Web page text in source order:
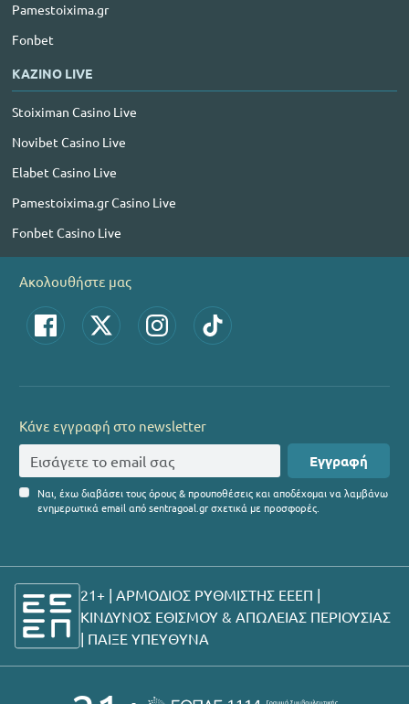
Pamestoixima.gr
Fonbet
ΚΑΖΙΝΟ LIVE
Stoiximan Casino Live
Novibet Casino Live
Elabet Casino Live
Pamestoixima.gr Casino Live
Fonbet Casino Live
Ακολουθήστε μας
Κάνε εγγραφή στο newsletter
Εγγραφή
Ναι, έχω διαβάσει τους όρους & προυποθέσεις και αποδέχομαι να λαμβάνω
ενημερωτικά email από sentragoal.gr σχετικά με προσφορές.
21+ | ΑΡΜΟΔΙΟΣ ΡΥΘΜΙΣΤΗΣ ΕΕΕΠ |
ΚΙΝΔΥΝΟΣ ΕΘΙΣΜΟΥ & ΑΠΩΛΕΙΑΣ ΠΕΡΙΟΥΣΙΑΣ
| ΠΑΙΞΕ ΥΠΕΥΘΥΝΑ